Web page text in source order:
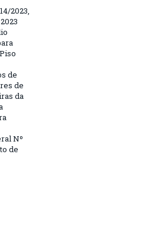
2023,
de
de
da
Nº
de